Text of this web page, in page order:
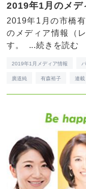
2019年1月のメデ
2019年1月の市橋
のメディア情報（
す。 ...続きを読む
2019年1月メディア情報
廣道純 有森裕子 連載